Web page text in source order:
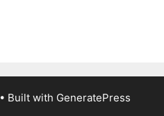
• Built with GeneratePress